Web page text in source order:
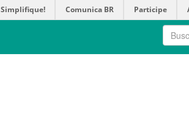
Simplifique! Comunica BR Participe